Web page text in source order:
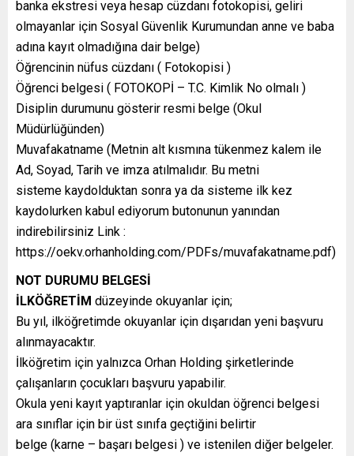
banka ekstresi veya hesap cüzdanı fotokopisi, geliri
olmayanlar için Sosyal Güvenlik Kurumundan anne ve baba
adına kayıt olmadığına dair belge)
Öğrencinin nüfus cüzdanı ( Fotokopisi )
Öğrenci belgesi ( FOTOKOPİ – T.C. Kimlik No olmalı )
Disiplin durumunu gösterir resmi belge (Okul
Müdürlüğünden)
Muvafakatname (Metnin alt kısmına tükenmez kalem ile
Ad, Soyad, Tarih ve imza atılmalıdır. Bu metni
sisteme kaydolduktan sonra ya da sisteme ilk kez
kaydolurken kabul ediyorum butonunun yanından
indirebilirsiniz Link :
https://oekv.orhanholding.com/PDFs/muvafakatname.pdf)
NOT DURUMU BELGESİ
İLKÖĞRETİM düzeyinde okuyanlar için;
Bu yıl, ilköğretimde okuyanlar için dışarıdan yeni başvuru
alınmayacaktır.
İlköğretim için yalnızca Orhan Holding şirketlerinde
çalışanların çocukları başvuru yapabilir.
Okula yeni kayıt yaptıranlar için okuldan öğrenci belgesi
ara sınıflar için bir üst sınıfa geçtiğini belirtir
belge (karne – başarı belgesi ) ve istenilen diğer belgeler.